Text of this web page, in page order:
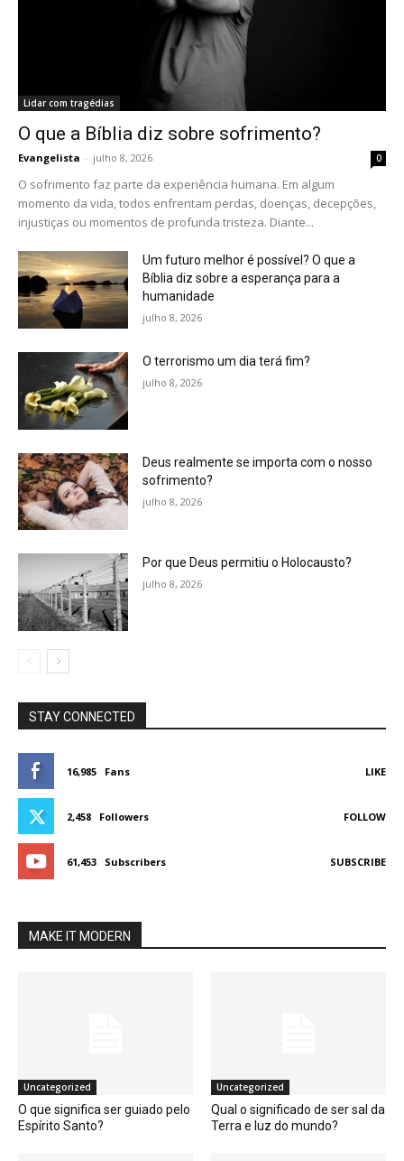
Lidar com tragédias
O que a Bíblia diz sobre sofrimento?
Evangelista - julho 8, 2026 0
O sofrimento faz parte da experiência humana. Em algum
momento da vida, todos enfrentam perdas, doenças, decepções,
injustiças ou momentos de profunda tristeza. Diante...
Um futuro melhor é possível? O que a
Bíblia diz sobre a esperança para a
humanidade
julho 8, 2026
O terrorismo um dia terá fim?
julho 8, 2026
Deus realmente se importa com o nosso
sofrimento?
julho 8, 2026
Por que Deus permitiu o Holocausto?
julho 8, 2026
STAY CONNECTED
16,985 Fans LIKE
2,458 Followers FOLLOW
61,453 Subscribers SUBSCRIBE
MAKE IT MODERN
Uncategorized
O que significa ser guiado pelo
Espírito Santo?
Uncategorized
Qual o significado de ser sal da
Terra e luz do mundo?